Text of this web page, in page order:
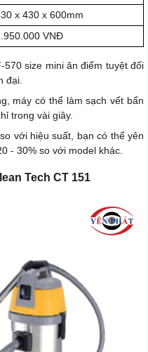
x 430 x 600mm
VNĐ
570 size mini ăn điểm tuyệt đối
đại.
máy có thể làm sạch vết bẩn
trong vài giây.
với hiệu suất, bạn có thể yên
- 30% so với model khác.
Tech CT 151